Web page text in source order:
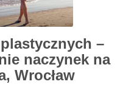
–
naczynek na
Wrocław